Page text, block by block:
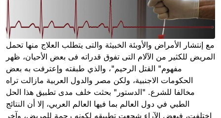
مع إنتشار الأمراض والأوبئة الخبيثة والتى يتطلب العلاج منها تحمل
المريض للكثير من الآلام التى تفوق قدراته فى بعض الأحيان، ظهر
مفهوم" القتل الرحيم"، والذي طبقته وإعترفت به بعض
الحكومات الاجنبية، ولكن مصر والدول العربية مازالت تراه
مخالفا للشرع. "الدستور" بحثت خلف مدى تطبيق هذا الحل
الطبي في دول العالم بما فيها العالم العربي، إلا أن النتائج
اختلفت، فبعض الآراء شجعت تطبيقه لكونه رحمة للمريض، وآخر